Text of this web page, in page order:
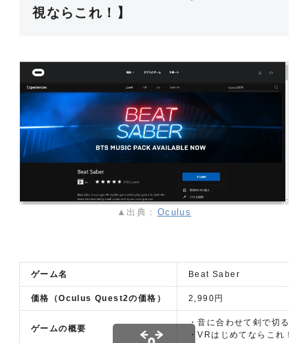
視ならこれ！】
▲出典： Oculus
ゲーム名 Beat Saber
価格（Oculus Quest2の価格） 2,990円
ゲームの概要
・音に合わせて剣で切るリ
・VRはじめてならこれ！